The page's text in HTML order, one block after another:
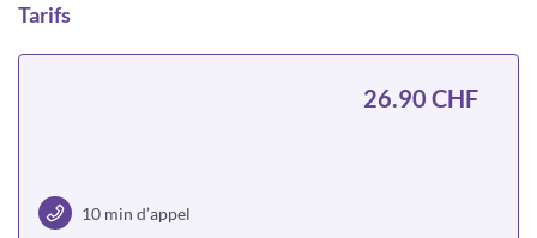
Tarifs
10 min d’appel
26.90 CHF